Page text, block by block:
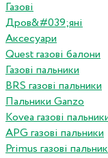
Газові
Дров&#039;яні
Аксесуари
Quest газові балони
Газові пальники
BRS газові пальники
Пальники Ganzo
Kovea газові
APG газові пальники
Primus газові